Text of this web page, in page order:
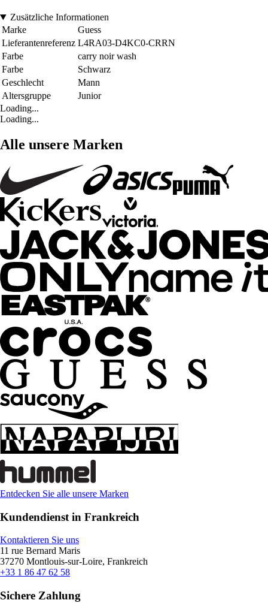
Zusätzliche Informationen
Marke
Guess
Lieferantenreferenz L4RA03-D4KC0-CRRN
Farbe
carry noir wash
Farbe
Schwarz
Geschlecht
Mann
Altersgruppe
Junior
Loading...
Loading...
Alle unsere Marken
Entdecken Sie alle unsere Marken
Kundendienst in Frankreich
Kontaktieren Sie uns
11 rue Bernard Maris
37270 Montlouis-sur-Loire, Frankreich
+33 1 86 47 62 58
Sichere Zahlung